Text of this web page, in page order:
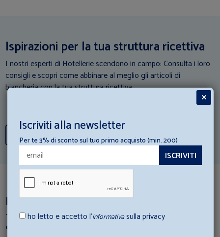
Ispirazioni per la tua struttura ricettiva
I nostri esperti di Hotellerie scendono in campo: Consulta i loro
consigli e scopri come abbinare al meglio gli articoli di
biancheria con la tua struttura ricettiva.
Dai un’occhiata a questi articoli
Ti è piaciuto questo prodotto? perchè non dai un’occhiata a
questi articoli correlati?
Iscriviti alla newsletter
Per te 3% di sconto sul tuo primo acquisto (min. 200)
ho letto e accetto l’informativasulla privacy